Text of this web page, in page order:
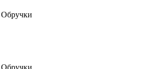
Обручки
Обручки